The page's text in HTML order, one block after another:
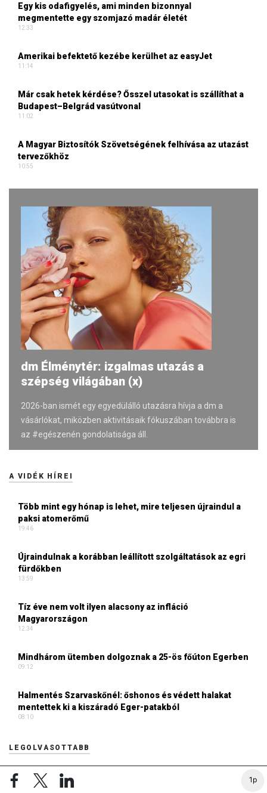
1p
Egy kis odafigyelés, ami minden bizonnyal
megmentette egy szomjazó madár életét
12:33
Amerikai befektető kezébe kerülhet az easyJet
11:14
Már csak hetek kérdése? Ősszel utasokat is szállíthat a
Budapest–Belgrád vasútvonal
11:02
A Magyar Biztosítók Szövetségének felhívása az utazást
tervezőkhöz
10:55
dm Élménytér: izgalmas utazás a
szépség világában (x)
2026-ban ismét egy egyedülálló utazásra hívja a dm a
vásárlókat, miközben aktivitásaik fókuszában továbbra is
az #egészenén gondolatisága áll.
A VIDÉK HÍREI
Több mint egy hónap is lehet, mire teljesen újraindul a
paksi atomerőmű
19:46
Újraindulnak a korábban leállított szolgáltatások az egri
fürdőkben
13:59
Tíz éve nem volt ilyen alacsony az infláció
Magyarországon
12:34
Mindhárom ütemben dolgoznak a 25-ös főúton Egerben
09:12
Halmentés Szarvaskőnél: őshonos és védett halakat
mentettek ki a kiszáradó Eger-patakból
08:10
LEGOLVASOTTABB
Elárulta Forsthoffer Ágnes, ki ül be az ő székébe
2026. JÚLIUS 19. 09:11